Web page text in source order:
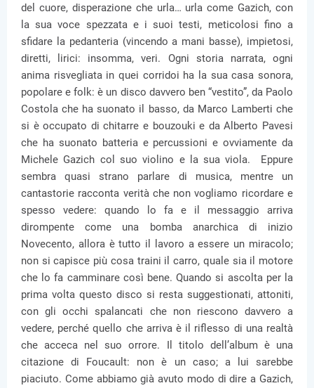
del cuore, disperazione che urla… urla come Gazich, con
la sua voce spezzata e i suoi testi, meticolosi fino a
sfidare la pedanteria (vincendo a mani basse), impietosi,
diretti, lirici: insomma, veri. Ogni storia narrata, ogni
anima risvegliata in quei corridoi ha la sua casa sonora,
popolare e folk: è un disco davvero ben “vestito”, da Paolo
Costola che ha suonato il basso, da Marco Lamberti che
si è occupato di chitarre e bouzouki e da Alberto Pavesi
che ha suonato batteria e percussioni e ovviamente da
Michele Gazich col suo violino e la sua viola. Eppure
sembra quasi strano parlare di musica, mentre un
cantastorie racconta verità che non vogliamo ricordare e
spesso vedere: quando lo fa e il messaggio arriva
dirompente come una bomba anarchica di inizio
Novecento, allora è tutto il lavoro a essere un miracolo;
non si capisce più cosa traini il carro, quale sia il motore
che lo fa camminare così bene. Quando si ascolta per la
prima volta questo disco si resta suggestionati, attoniti,
con gli occhi spalancati che non riescono davvero a
vedere, perché quello che arriva è il riflesso di una realtà
che acceca nel suo orrore. Il titolo dell’album è una
citazione di Foucault: non è un caso; a lui sarebbe
piaciuto. Come abbiamo già avuto modo di dire a Gazich,